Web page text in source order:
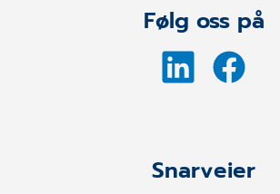
Følg oss på
Snarveier